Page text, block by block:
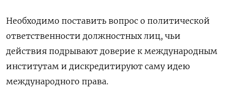
Необходимо поставить вопрос о политической
ответственности должностных лиц, чьи
действия подрывают доверие к международным
институтам и дискредитируют саму идею
международного права.